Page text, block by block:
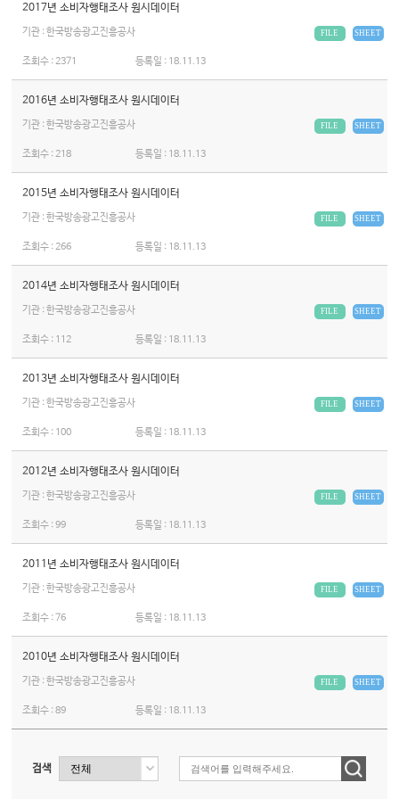
2017년 소비자행태조사 원시데이터
기관 : 한국방송광고진흥공사 SHEET
FILE
조회수 :2371 등록일 : 18.11.13
2016년 소비자행태조사 원시데이터
기관 : 한국방송광고진흥공사 SHEET
FILE
조회수 :218 등록일 : 18.11.13
2015년 소비자행태조사 원시데이터
기관 : 한국방송광고진흥공사 SHEET
FILE
조회수 :266 등록일 : 18.11.13
2014년 소비자행태조사 원시데이터
기관 : 한국방송광고진흥공사 SHEET
FILE
조회수 : 112 등록일 : 18.11.13
2013년 소비자행태조사 원시데이터
기관 : 한국방송광고진흥공사 SHEET
FILE
조회수 : 100 등록일 : 18.11.13
2012년 소비자행태조사 원시데이터
기관 : 한국방송광고진흥공사 SHEET
FILE
조회수 :99 등록일 : 18.11.13
2011년 소비자행태조사 원시데이터
기관 : 한국방송광고진흥공사 SHEET
FILE
조회수 :76 등록일 : 18.11.13
2010년 소비자행태조사 원시데이터
기관 : 한국방송광고진흥공사 SHEET
FILE
조회수 :89 등록일 : 18.11.13
검색